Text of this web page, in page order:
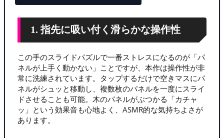
1. 指先に吸い付く滑らかな操作性
この手のスライドパズルで一番ストレスになるのが「パ
ネルが上手く動かない」ことですが、本作は操作性が非
常に洗練されています。タップするだけで空きマスにパ
ネルがシュッと移動し、複数枚のパネルを一度にスライ
ドさせることも可能。木のパネルがぶつかる「カチャ
ッ」という効果音も心地よく、ASMR的な気持ちよさが
あります。